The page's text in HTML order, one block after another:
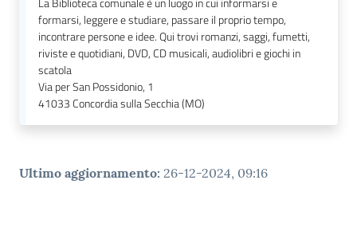
formarsi, leggere e studiare, passare il proprio tempo,
incontrare persone e idee. Qui trovi romanzi, saggi, fumetti,
riviste e quotidiani, DVD, CD musicali, audiolibri e giochi in
scatola
Via per San Possidonio, 1
41033Concordia sulla Secchia (MO)
Ultimo aggiornamento: 26-12-2024, 09:16